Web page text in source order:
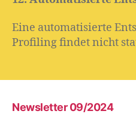
Eine automatisierte
Profiling findet nicht
Newsletter 09/2024